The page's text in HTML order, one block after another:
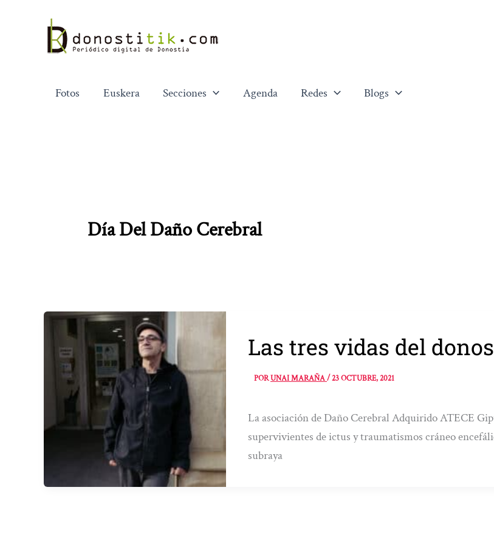
contenido
Fotos Euskera Secciones Agenda Redes Blogs
Día Del Daño Cerebral
Las tres vidas del
PORUNAI MARAÑA/23 OCTUBRE, 2021
La asociación de Daño Cerebral Adquirido ATECE
supervivientes de ictus y traumatismos cráneo
subraya